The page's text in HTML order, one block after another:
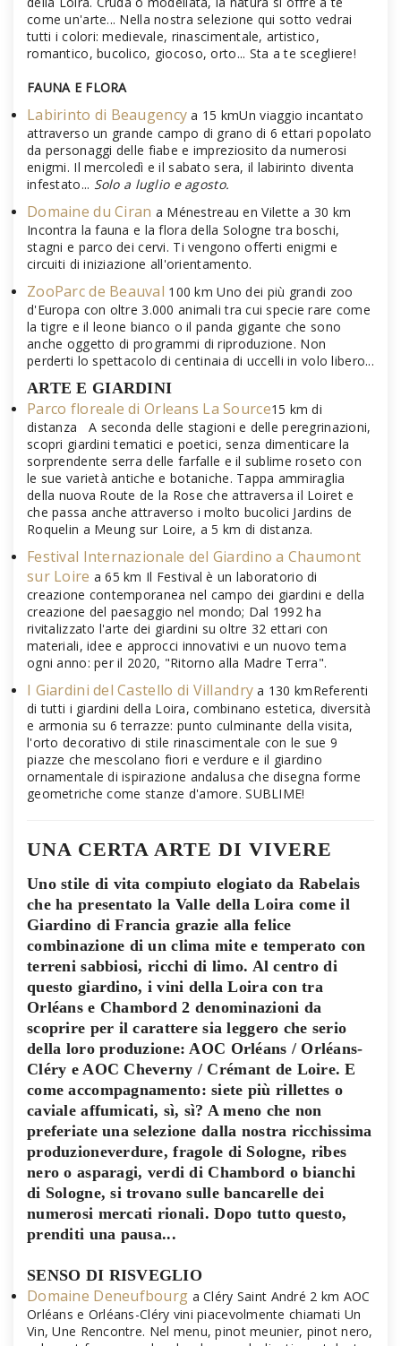
come un'arte... Nella nostra selezione qui sotto vedrai
tutti i colori: medievale, rinascimentale, artistico,
romantico, bucolico, giocoso, orto... Sta a te scegliere!
FAUNA E FLORA
Labirinto di Beaugency a 15 kmUn viaggio incantato
attraverso un grande campo di grano di 6 ettari popolato
da personaggi delle fiabe e impreziosito da numerosi
enigmi. Il mercoledì e il sabato sera, il labirinto diventa
infestato... Solo a luglio e agosto.
Domaine du Ciran a Ménestreau en Vilette a 30 km
Incontra la fauna e la flora della Sologne tra boschi,
stagni e parco dei cervi. Ti vengono offerti enigmi e
circuiti di iniziazione all'orientamento.
ZooParc de Beauval 100 km Uno dei più grandi zoo
d'Europa con oltre 3.000 animali tra cui specie rare come
la tigre e il leone bianco o il panda gigante che sono
anche oggetto di programmi di riproduzione. Non
perderti lo spettacolo di centinaia di uccelli in volo libero...
ARTE E GIARDINI
Parco floreale di Orleans La Source15 km di
distanza
A seconda delle stagioni e delle peregrinazioni,
scopri giardini tematici e poetici, senza dimenticare la
sorprendente serra delle farfalle e il sublime roseto con
le sue varietà antiche e botaniche. Tappa ammiraglia
della nuova Route de la Rose che attraversa il Loiret e
che passa anche attraverso i molto bucolici Jardins de
Roquelin a Meung sur Loire, a 5 km di distanza.
Festival Internazionale del Giardino a Chaumont
sur Loire a 65 km Il Festival è un laboratorio di
creazione contemporanea nel campo dei giardini e della
creazione del paesaggio nel mondo; Dal 1992 ha
rivitalizzato l'arte dei giardini su oltre 32 ettari con
materiali, idee e approcci innovativi e un nuovo tema
ogni anno: per il 2020, "Ritorno alla Madre Terra".
I Giardini del Castello di Villandry a 130 kmReferenti
di tutti i giardini della Loira, combinano estetica, diversità
e armonia su 6 terrazze: punto culminante della visita,
l'orto decorativo di stile rinascimentale con le sue 9
piazze che mescolano fiori e verdure e il giardino
ornamentale di ispirazione andalusa che disegna forme
geometriche come stanze d'amore. SUBLIME!
UNA CERTA ARTE DI VIVERE
Uno stile di vita compiuto elogiato da Rabelais
che ha presentato la Valle della Loira come il
Giardino di Francia grazie alla felice
combinazione di un clima mite e temperato con
terreni sabbiosi, ricchi di limo. Al centro di
questo giardino, i vini della Loira con tra
Orléans e Chambord 2 denominazioni da
scoprire per il carattere sia leggero che serio
della loro produzione: AOC Orléans / Orléans-
Cléry e AOC Cheverny / Crémant de Loire. E
come accompagnamento: siete più rillettes o
caviale affumicati, sì, sì? A meno che non
preferiate una selezione dalla nostra ricchissima
produzioneverdure, fragole di Sologne, ribes
nero o asparagi, verdi di Chambord o bianchi
di Sologne, si trovano sulle bancarelle dei
numerosi mercati rionali. Dopo tutto questo,
prenditi una pausa...
SENSO DI RISVEGLIO
Domaine Deneufbourg a Cléry Saint André 2 km AOC
Orléans e Orléans-Cléry vini piacevolmente chiamati Un
Vin, Une Rencontre. Nel menu, pinot meunier, pinot nero,